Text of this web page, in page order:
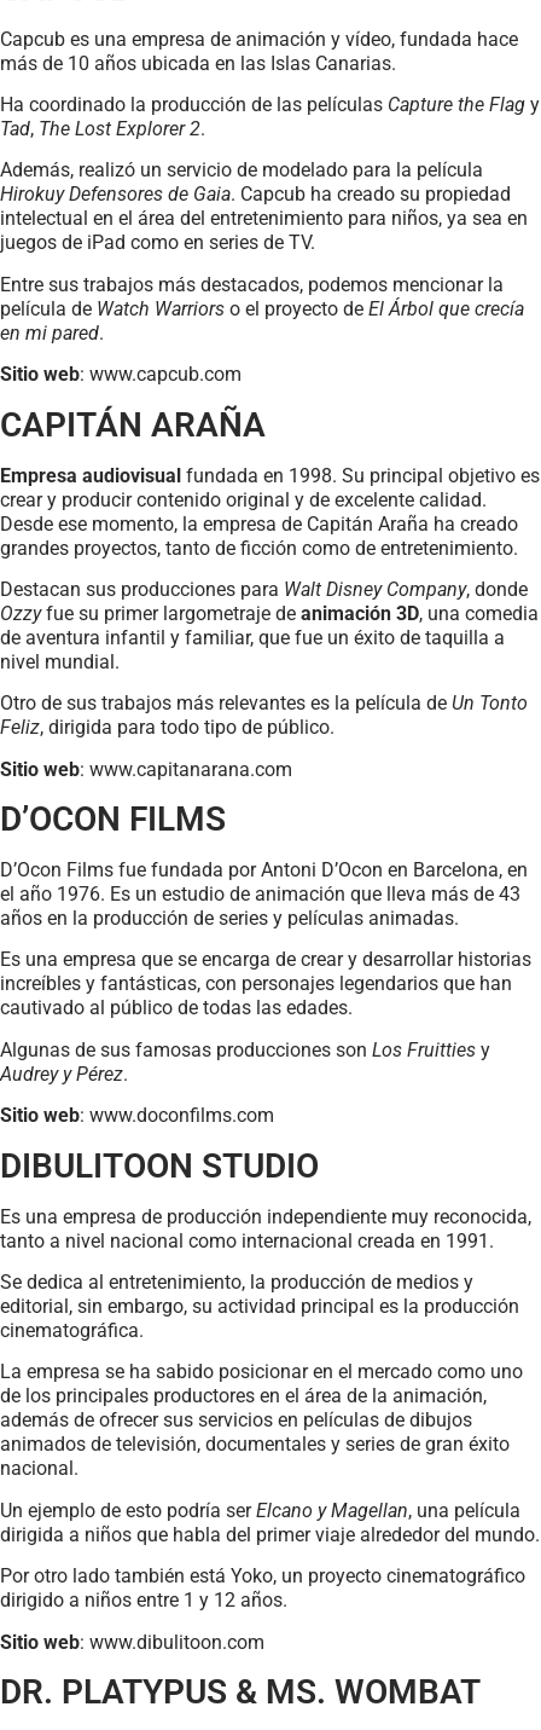
Capcub es una empresa de animación y vídeo, fundada hace
más de 10 años ubicada en las Islas Canarias.
Ha coordinado la producción de las películas Capture the Flag y
Tad, The Lost Explorer 2.
Además, realizó un servicio de modelado para la película
Hirokuy Defensores de Gaia. Capcub ha creado su propiedad
intelectual en el área del entretenimiento para niños, ya sea en
juegos de iPad como en series de TV.
Entre sus trabajos más destacados, podemos mencionar la
película de Watch Warriors o el proyecto de El Árbol que crecía
en mi pared.
Sitio web: www.capcub.com
CAPITÁN ARAÑA
Empresa audiovisual fundada en 1998. Su principal objetivo es
crear y producir contenido original y de excelente calidad.
Desde ese momento, la empresa de Capitán Araña ha creado
grandes proyectos, tanto de ficción como de entretenimiento.
Destacan sus producciones para Walt Disney Company, donde
Ozzyfue su primer largometraje de animación 3D, una comedia
de aventura infantil y familiar, que fue un éxito de taquilla a
nivel mundial.
Otro de sus trabajos más relevantes es la película de Un Tonto
Feliz, dirigida para todo tipo de público.
Sitio web: www.capitanarana.com
D’OCON FILMS
D’Ocon Films fue fundada por Antoni D’Ocon en Barcelona, en
el año 1976. Es un estudio de animación que lleva más de 43
años en la producción de series y películas animadas.
Es una empresa que se encarga de crear y desarrollar historias
increíbles y fantásticas, con personajes legendarios que han
cautivado al público de todas las edades.
Algunas de sus famosas producciones son Los Fruitties y
Audrey y Pérez.
Sitio web: www.doconfilms.com
DIBULITOON STUDIO
Es una empresa de producción independiente muy reconocida,
tanto a nivel nacional como internacional creada en 1991.
Se dedica al entretenimiento, la producción de medios y
editorial, sin embargo, su actividad principal es la producción
cinematográfica.
La empresa se ha sabido posicionar en el mercado como uno
de los principales productores en el área de la animación,
además de ofrecer sus servicios en películas de dibujos
animados de televisión, documentales y series de gran éxito
nacional.
Un ejemplo de esto podría serElcano y Magellan, una película
dirigida a niños que habla del primer viaje alrededor del mundo.
Por otro lado también está Yoko, un proyecto cinematográfico
dirigido a niños entre 1 y 12 años.
Sitio web: www.dibulitoon.com
DR. PLATYPUS & MS. WOMBAT